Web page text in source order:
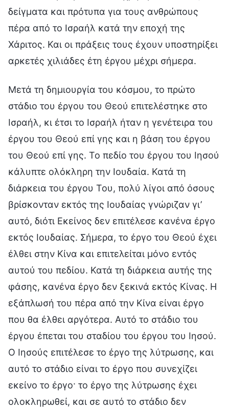
Μετά τη δημιουργία του κόσμου, το πρώτο
στάδιο του έργου του Θεού επιτελέστηκε στο
Ισραήλ, κι έτσι το Ισραήλ ήταν η γενέτειρα του
έργου του Θεού επί γης και η βάση του έργου
του Θεού επί γης. Το πεδίο του έργου του Ιησού
κάλυπτε ολόκληρη την Ιουδαία. Κατά τη
διάρκεια του έργου Του, πολύ λίγοι από όσους
βρίσκονταν εκτός της Ιουδαίας γνώριζαν γι’
αυτό, διότι Εκείνος δεν επιτέλεσε κανένα έργο
εκτός Ιουδαίας. Σήμερα, το έργο του Θεού έχει
έλθει στην Κίνα και επιτελείται μόνο εντός
αυτού του πεδίου. Κατά τη διάρκεια αυτής της
φάσης, κανένα έργο δεν ξεκινά εκτός Κίνας. Η
εξάπλωσή του πέρα από την Κίνα είναι έργο
που θα έλθει αργότερα. Αυτό το στάδιο του
έργου έπεται του σταδίου του έργου του Ιησού.
Ο Ιησούς επιτέλεσε το έργο της λύτρωσης, και
αυτό το στάδιο είναι το έργο που συνεχίζει
εκείνο το έργο· το έργο της λύτρωσης έχει
ολοκληρωθεί, και σε αυτό το στάδιο δεν